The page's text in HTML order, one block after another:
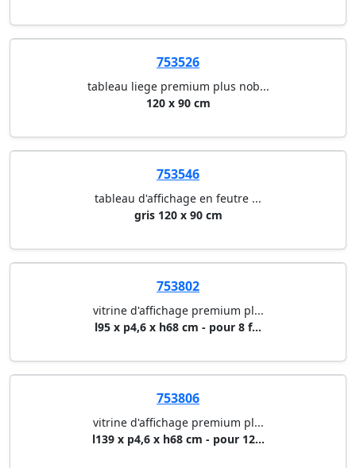
753526
tableau liege premium plus nob...
120 x 90 cm
753546
tableau d'affichage en feutre ...
gris 120 x 90 cm
753802
vitrine d'affichage premium pl...
l95 x p4,6 x h68 cm - pour 8 f...
753806
vitrine d'affichage premium pl...
l139 x p4,6 x h68 cm - pour 12...